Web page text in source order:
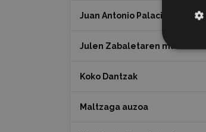
Juan Antonio Palacios HARRIA
Julen Zabaletaren marrazkiak
Koko Dantzak
Maltzaga auzoa